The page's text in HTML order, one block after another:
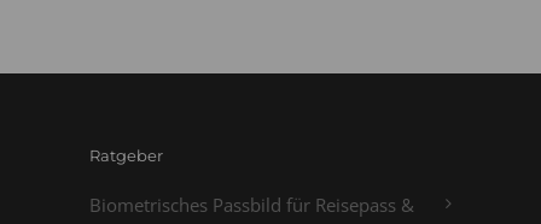
Ratgeber
Biometrisches Passbild für Reisepass &